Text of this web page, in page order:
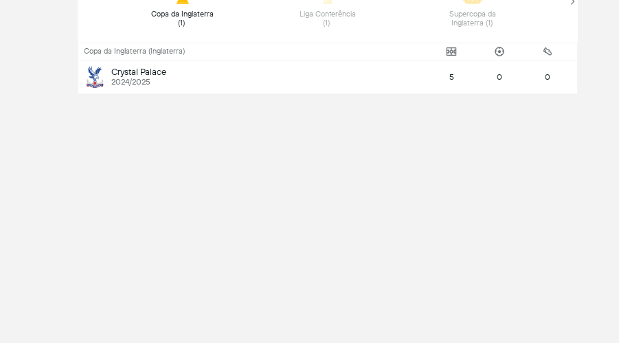
Copa da Inglaterra
Liga Conferência
Supercopa da
Inglaterra (1)
Copa da Inglaterra (Inglaterra)
Crystal Palace
2024/2025 5 0 0